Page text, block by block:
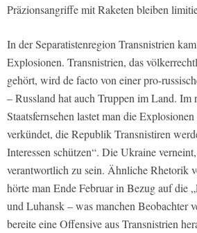
Präzionsangriffe mit Raketen bleiben
In der Separatistenregion Transnistrien
Explosionen. Transnistrien, das
gehört, wird de facto von einer pro-
– Russland hat auch Truppen im Land. Im
Staatsfernsehen lastet man die
verkündet, die Republik Transnistiren
Interessen schützen“. Die Ukraine
verantwortlich zu sein. Ähnliche Rhetorik
hörte man Ende Februar in Bezug auf die
und Luhansk – was manchen Beobachter
bereite eine Offensive aus Transnistrien